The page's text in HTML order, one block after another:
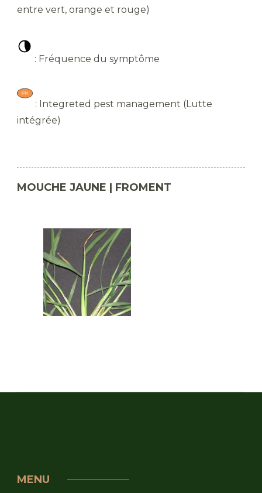
entre vert, orange et rouge)
: Fréquence du symptôme
: Integreted pest management (Lutte
intégrée)
MOUCHE JAUNE | FROMENT
MENU